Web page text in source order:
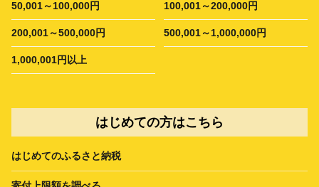
50,001～100,000円 100,001～200,000円
200,001～500,000円 500,001～1,000,000円
1,000,001円以上
はじめての方はこちら
はじめてのふるさと納税